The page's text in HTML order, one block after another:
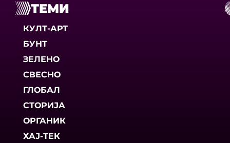
ТЕМИ
КУЛТ-АРТ
БУНТ
ЗЕЛЕНО
СВЕСНО
ГЛОБАЛ
СТОРИЈА
ОРГАНИК
ХАЈ-ТЕК